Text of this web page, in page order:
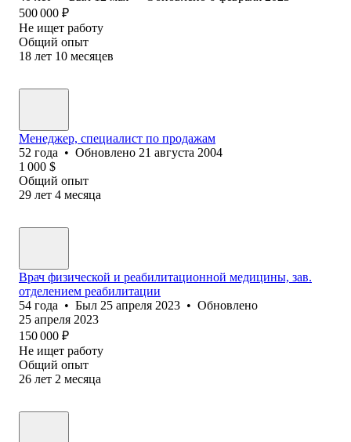
500 000 ₽
Не ищет работу
Общий опыт
18 лет 10 месяцев
Менеджер, специалист по продажам
52 года • Обновлено 21 августа 2004
1 000 $
Общий опыт
29 лет 4 месяца
Врач физической и реабилитационной медицины, зав.
отделением реабилитации
54 года • Был 25 апреля 2023 • Обновлено
25 апреля 2023
150 000 ₽
Не ищет работу
Общий опыт
26 лет 2 месяца